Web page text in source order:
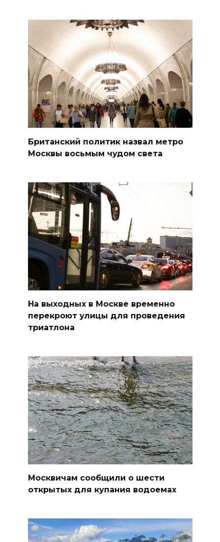
Британский политик назвал метро
Москвы восьмым чудом света
На выходных в Москве временно
перекроют улицы для проведения
триатлона
Москвичам сообщили о шести
открытых для купания водоемах